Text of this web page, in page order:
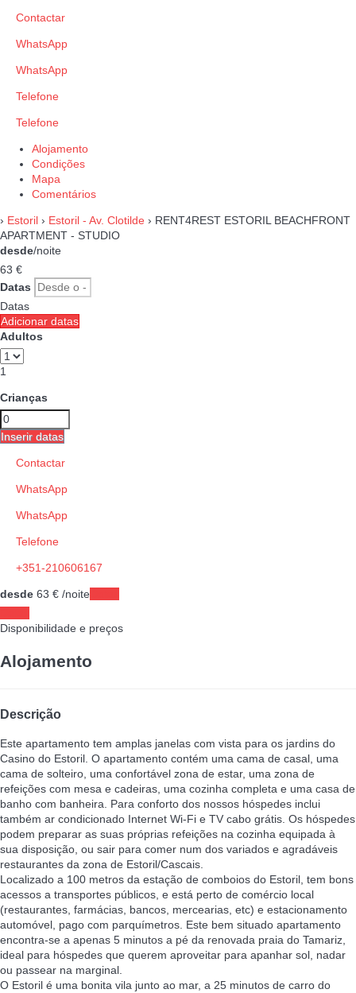
Contactar
WhatsApp
WhatsApp
Telefone
Telefone
Alojamento
Condições
Mapa
Comentários
› Estoril › Estoril - Av. Clotilde › RENT4REST ESTORIL BEACHFRONT
APARTMENT - STUDIO
desde/noite
63 €
Datas
Datas
Adicionar datas
Adultos
1
Crianças
Inserir datas
Contactar
WhatsApp
WhatsApp
Telefone
+351-210606167
desde 63 € /noite
Disponibilidade e preços
Alojamento
Descrição
Este apartamento tem amplas janelas com vista para os jardins do
Casino do Estoril. O apartamento contém uma cama de casal, uma
cama de solteiro, uma confortável zona de estar, uma zona de
refeições com mesa e cadeiras, uma cozinha completa e uma casa de
banho com banheira. Para conforto dos nossos hóspedes inclui
também ar condicionado Internet Wi-Fi e TV cabo grátis. Os hóspedes
podem preparar as suas próprias refeições na cozinha equipada à
sua disposição, ou sair para comer num dos variados e agradáveis
restaurantes da zona de Estoril/Cascais.
Localizado a 100 metros da estação de comboios do Estoril, tem bons
acessos a transportes públicos, e está perto de comércio local
(restaurantes, farmácias, bancos, mercearias, etc) e estacionamento
automóvel, pago com parquímetros. Este bem situado apartamento
encontra-se a apenas 5 minutos a pé da renovada praia do Tamariz,
ideal para hóspedes que querem aproveitar para apanhar sol, nadar
ou passear na marginal.
O Estoril é uma bonita vila junto ao mar, a 25 minutos de carro do